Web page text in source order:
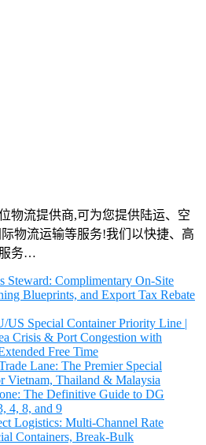
物流提供商,可为您提供陆运、空
物流运输等服务!我们以快捷、高
务…
Steward: Complimentary On-Site
Blueprints, and Export Tax Rebate
US Special Container Priority Line |
Crisis & Port Congestion with
Free Time
Lane: The Premier Special
Vietnam, Thailand & Malaysia
The Definitive Guide to DG
4, 8, and 9
Logistics: Multi-Channel Rate
Containers, Break-Bulk